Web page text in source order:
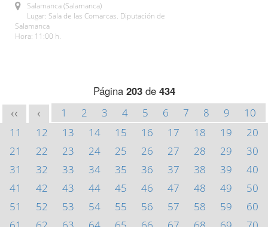
Salamanca (Salamanca)
Lugar: Sala de las Comarcas. Diputación de
Salamanca
Hora: 11:00 h.
Página 203de 434
<< < 1 2 3 4 5 6 7 8 9
10
11
12 13 14 15 16 17 18 19
20
21
22 23 24 25 26 27 28 29
30
31
32 33 34 35 36 37 38 39
40
41
42 43 44 45 46 47 48 49
50
51
52 53 54 55 56 57 58 59
60